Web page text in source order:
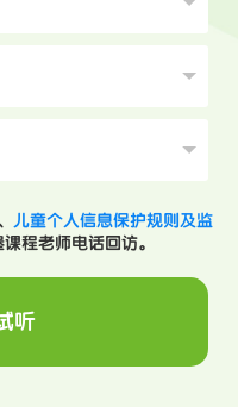
儿童个人信息保护规则及监
程老师电话回访。
听